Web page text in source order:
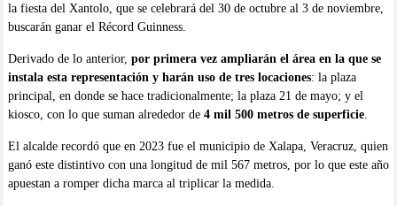
la fiesta del Xantolo, que se celebrará del 30 de octubre al 3 de noviembre,
buscarán ganar el Récord Guinness.
Derivado de lo anterior, por primera vez ampliarán el área en la que se
instala esta representación y harán uso de tres locaciones: la plaza
principal, en donde se hace tradicionalmente; la plaza 21 de mayo; y el
kiosco, con lo que suman alrededor de 4 mil 500 metros de superficie.
El alcalde recordó que en 2023 fue el municipio de Xalapa, Veracruz, quien
ganó este distintivo con una longitud de mil 567 metros, por lo que este año
apuestan a romper dicha marca al triplicar la medida.